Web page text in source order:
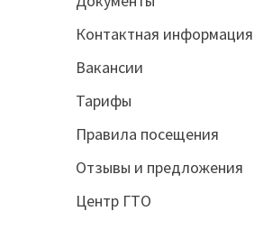
Контактная информация
Вакансии
Тарифы
Правила посещения
Отзывы и предложения
Центр ГТО